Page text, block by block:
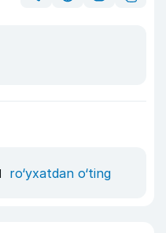
ro‘yxatdan o‘ting